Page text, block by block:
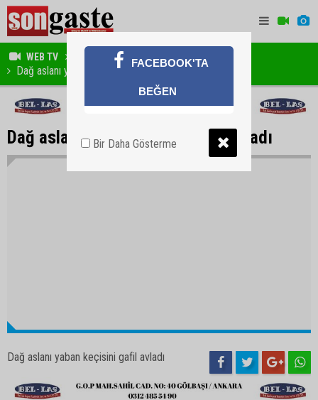
WEB TV HAYVANLAR ALEMİ
Dağ aslanı yaban keçisini gafil avladı
Dağ aslanı yaban keçisini gafil avladı
Dağ aslanı yaban keçisini gafil avladı
FACEBOOK'TA
BEĞEN
Bir Daha Gösterme